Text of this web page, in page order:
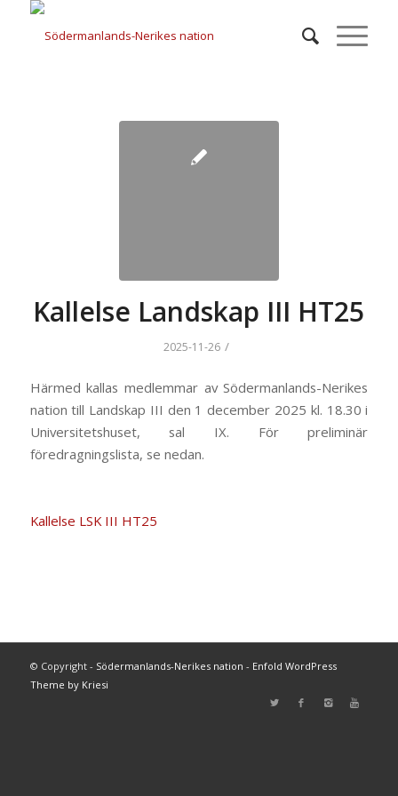
Kallelse Landskap III HT25
2025-11-26 /
Härmed kallas medlemmar av Södermanlands-Nerikes
nation till Landskap III den 1 december 2025 kl. 18.30 i
Universitetshuset, sal IX. För preliminär
föredragningslista, se nedan.
Kallelse LSK III HT25
© Copyright - Södermanlands-Nerikes nation - Enfold WordPress
Theme by Kriesi